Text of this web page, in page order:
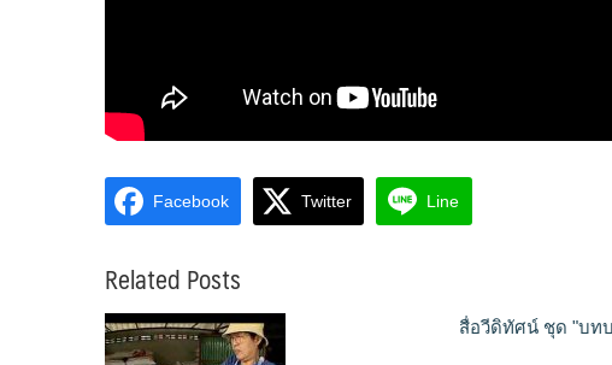
Facebook Twitter Line
Related Posts
สื่อวีดิทัศน์ ชุด "บท